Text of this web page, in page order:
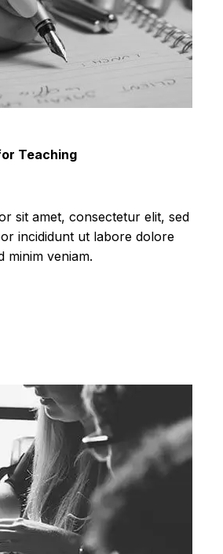
Teaching
sit amet, consectetur elit, sed
incididunt ut labore dolore
minim veniam.